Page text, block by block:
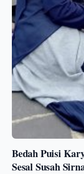
Bedah Puisi
Sesal Susah